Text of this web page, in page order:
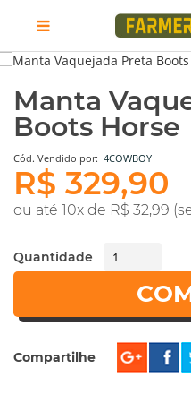
1 fotos
Manta
Boots Horse
Cód. Vendido por: 4COWBOY
R$ 329,90
ou até 10x de R$ 32,99
Quantidade
Compartilhe